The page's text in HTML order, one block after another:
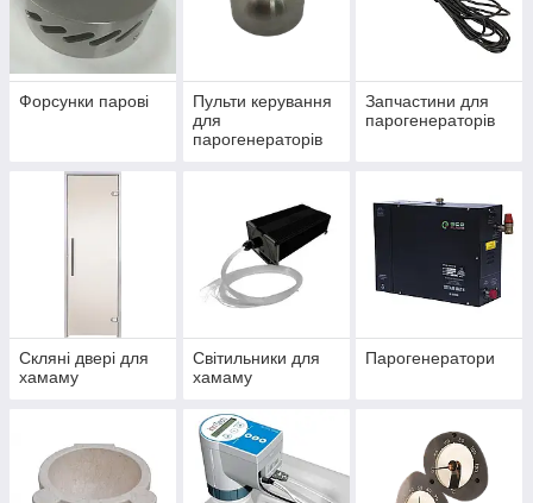
Форсунки парові
Пульти керування
для
парогенераторів
Запчастини для
парогенераторів
Скляні двері для
хамаму
Світильники для
хамаму
Парогенератори